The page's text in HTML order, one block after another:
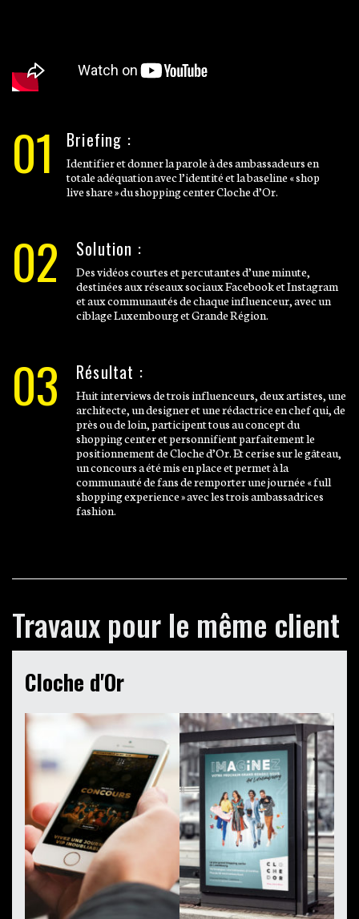
01 Briefing :
Identifier et donner la parole à des ambassadeurs en
totale adéquation avec l’identité et la baseline « shop
live share » du shopping center Cloche d’Or.
02 Solution :
Des vidéos courtes et percutantes d’une minute,
destinées aux réseaux sociaux Facebook et Instagram
et aux communautés de chaque influenceur, avec un
ciblage Luxembourg et Grande Région.
03 Résultat :
Huit interviews de trois influenceurs, deux artistes, une
architecte, un designer et une rédactrice en chef qui, de
près ou de loin, participent tous au concept du
shopping center et personnifient parfaitement le
positionnement de Cloche d’Or. Et cerise sur le gâteau,
un concours a été mis en place et permet à la
communauté de fans de remporter une journée « full
shopping experience » avec les trois ambassadrices
fashion.
Travaux pour le même client
Cloche d'Or